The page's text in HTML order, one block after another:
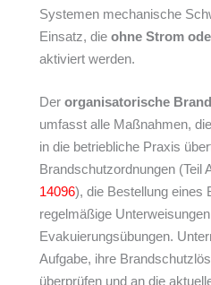
Systemen mechanische
Einsatz, die ohne Strom
aktiviert werden.
Der organisatorische
umfasst alle Maßnahmen,
in die betriebliche Praxis
Brandschutzordnungen (Teil
14096), die Bestellung eines
regelmäßige Unterweisungen
Evakuierungsübungen.
Aufgabe, ihre
überprüfen und an die